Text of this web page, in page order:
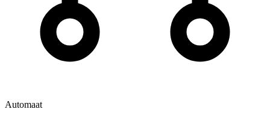
Automaat